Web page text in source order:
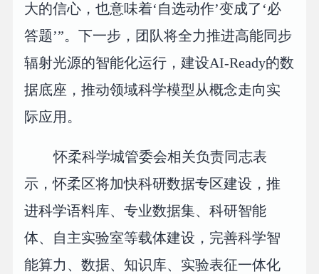
大的信心，也意味着‘自选动作’变成了‘必
答题’”。下一步，团队将全力推进高能同步
辐射光源的智能化运行，建设AI-Ready的数
据底座，推动领域科学模型从概念走向实
际应用。
怀柔科学城管委会相关负责同志表
示，怀柔区将加快科研数据专区建设，推
进科学语料库、专业数据集、科研智能
体、自主实验室等载体建设，完善科学智
能算力、数据、知识库、实验表征一体化